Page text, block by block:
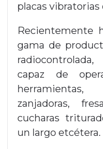
placas
Recientemente
gama de
capaz de
zanjadoras,
cucharas
un largo etcétera.